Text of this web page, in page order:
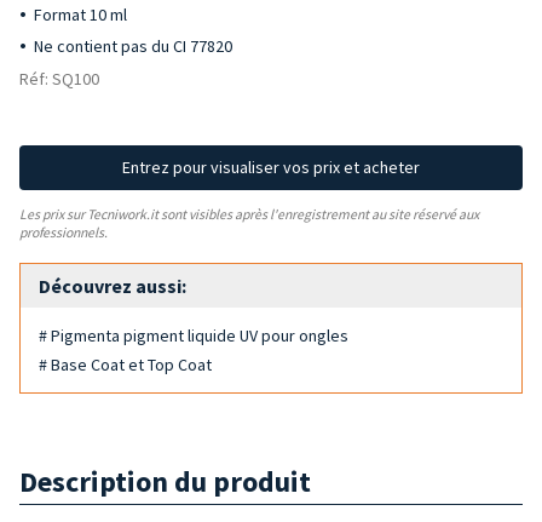
Format 10 ml
Ne contient pas du CI 77820
Réf: SQ100
Entrez pour visualiser vos prix et acheter
Les prix sur Tecniwork.it sont visibles après l'enregistrement au site réservé aux
professionnels.
Découvrez aussi:
# Pigmenta pigment liquide UV pour ongles
# Base Coat et Top Coat
Description du produit